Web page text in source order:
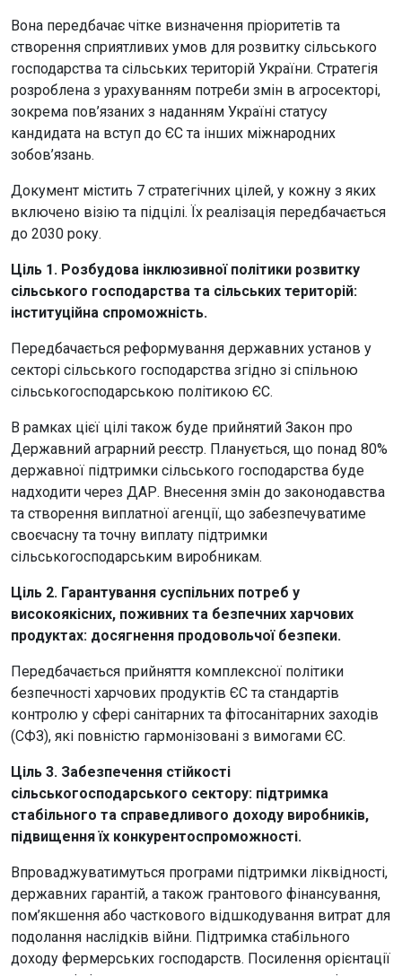
Вона передбачає чітке визначення пріоритетів та
створення сприятливих умов для розвитку сільського
господарства та сільських територій України. Стратегія
розроблена з урахуванням потреби змін в агросекторі,
зокрема пов’язаних з наданням Україні статусу
кандидата на вступ до ЄС та інших міжнародних
зобов’язань.
Документ містить 7 стратегічних цілей, у кожну з яких
включено візію та підцілі. Їх реалізація передбачається
до 2030 року.
Ціль 1. Розбудова інклюзивної політики розвитку
сільського господарства та сільських територій:
інституційна спроможність.
Передбачається реформування державних установ у
секторі сільського господарства згідно зі спільною
сільськогосподарською політикою ЄС.
В рамках цієї цілі також буде прийнятий Закон про
Державний аграрний реєстр. Планується, що понад 80%
державної підтримки сільського господарства буде
надходити через ДАР. Внесення змін до законодавства
та створення виплатної агенції, що забезпечуватиме
своєчасну та точну виплату підтримки
сільськогосподарським виробникам.
Ціль 2. Гарантування суспільних потреб у
високоякісних, поживних та безпечних харчових
продуктах: досягнення продовольчої безпеки.
Передбачається прийняття комплексної політики
безпечності харчових продуктів ЄС та стандартів
контролю у сфері санітарних та фітосанітарних заходів
(СФЗ), які повністю гармонізовані з вимогами ЄС.
Ціль 3. Забезпечення стійкості
сільськогосподарського сектору: підтримка
стабільного та справедливого доходу виробників,
підвищення їх конкурентоспроможності.
Впроваджуватимуться програми підтримки ліквідності,
державних гарантій, а також грантового фінансування,
пом’якшення або часткового відшкодування витрат для
подолання наслідків війни. Підтримка стабільного
доходу фермерських господарств. Посилення орієнтації